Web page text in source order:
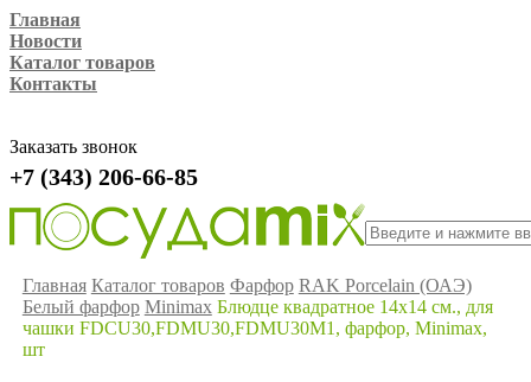
Главная
Новости
Каталог товаров
Контакты
Заказать звонок
+7 (343) 206-66-85
Главная Каталог товаров Фарфор RAK Porcelain (ОАЭ)
Белый фарфор Minimax Блюдце квадратное 14x14 см., для
чашки FDCU30,FDMU30,FDMU30M1, фарфор, Minimax,
шт